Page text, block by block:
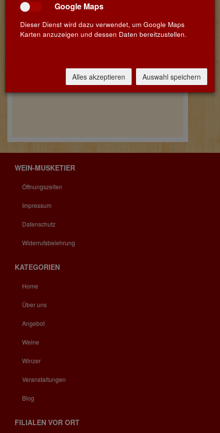
WEIN-MUSKETIER
Öffnungszeiten
Impressum
Datenschutz
Widerrufsbelehrung
KATEGORIEN
Home
Über uns
Angebot
Weine
Winzer
Veranstaltungen
Blog
FILIALEN VOR ORT
Google Maps
Dieser Dienst wird dazu verwendet, um Google Maps
Karten anzuzeigen und dessen Daten bereitzustellen.
Alles akzeptieren Auswahl speichern